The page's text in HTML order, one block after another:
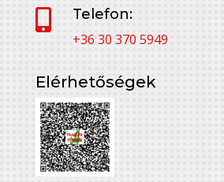

Telefon:
+36 30 370 5949
Elérhetőségek